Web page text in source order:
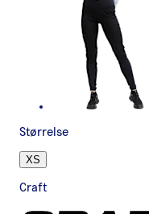
Størrelse
XS
Craft